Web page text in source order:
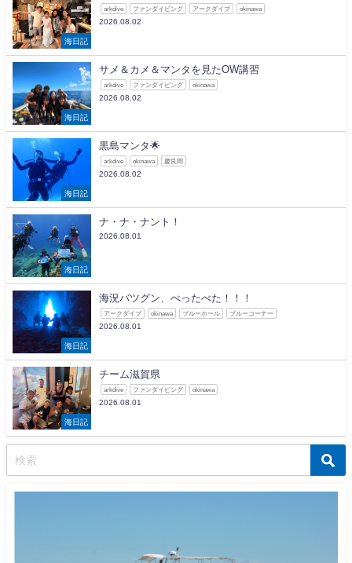
海日記
arkdive ファンダイビング アークダイブ okinawa
2026.08.02
海日記
サメ＆カメ＆マンタを見たOW講習
arkdive ファンダイビング okinawa
2026.08.02
海日記
黒島マンタ🌟
arkdive okinawa 慶良間
2026.08.02
海日記
ナ・ナ・ナント！
2026.08.01
海日記
海況バツグン、べったべた！！！
アークダイブ okinawa ブルーホール ブルーコーナー
2026.08.01
海日記
チーム滋賀県
arkdive ファンダイビング okinawa
2026.08.01